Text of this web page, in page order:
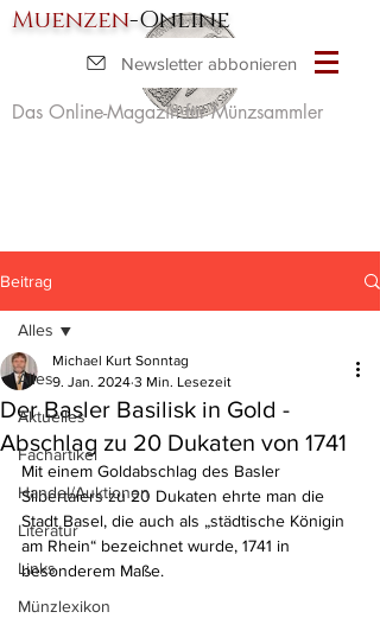
Muenzen-Online
Das Online-Magazin für Münzsammler
Newsletter abbonieren
Beitrag
Alles
Aktuelles
Fachartikel
Handel/Auktionen
Literatur
Links
Münzlexikon
Alles
Der Basler Basilisk in Gold -
Abschlag zu 20 Dukaten von 1741
Michael Kurt Sonntag
9. Jan. 2024 3 Min. Lesezeit
Mit einem Goldabschlag des Basler
Silbertalers zu 20 Dukaten ehrte man die
Stadt Basel, die auch als „städtische Königin
am Rhein“ bezeichnet wurde, 1741 in
besonderem Maße.